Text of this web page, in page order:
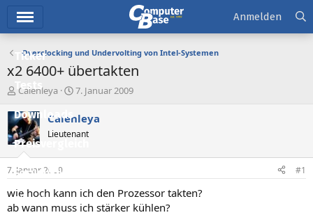
Ticker
Tests
Downloads
Preisvergleich
Forum
Aktuelles
Anmelden
Overclocking und Undervolting von Intel-Systemen
x2 6400+ übertakten
E
s
t
e
e
r
Calenleya
E
s
e
t
a
m
7. Januar 2009
Calenleya
Lieutenant
7. Januar 2009 #1
wie hoch kann ich den Prozessor takten?
ab wann muss ich stärker kühlen?